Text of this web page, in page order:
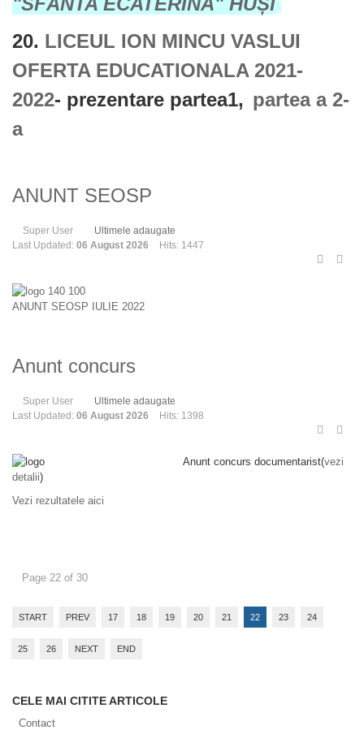
20. LICEUL ION MINCU VASLUI
OFERTA EDUCATIONALA 2021-
2022- prezentare partea1, partea a 2-
a
ANUNT SEOSP
Super User
Ultimele adaugate
Last Updated: 06 August 2026 Hits: 1447
ANUNT SEOSP IULIE 2022
Anunt concurs
Super User
Ultimele adaugate
Last Updated: 06 August 2026 Hits: 1398
Anunt concurs documentarist(vezi
detalii)
Vezi rezultatele aici
Page 22 of 30
START PREV 17 18 19 20 21 22 23 24
25 26 NEXT END
CELE MAI CITITE ARTICOLE
Contact